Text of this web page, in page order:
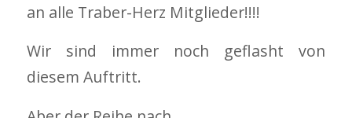
an alle Traber-Herz Mitglieder!!!!
Wir sind immer noch geflasht von
diesem Auftritt.